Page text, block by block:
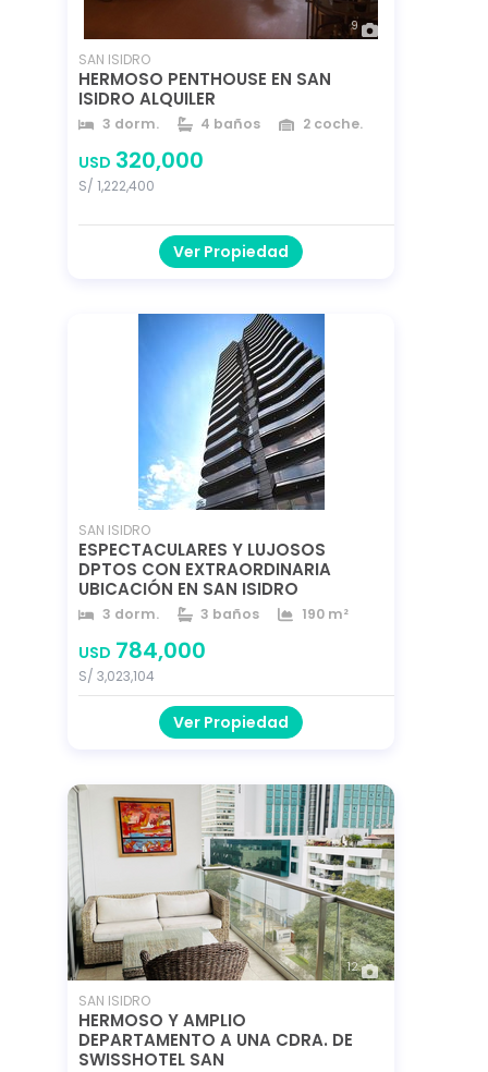
9
SAN ISIDRO
HERMOSO PENTHOUSE EN SAN
ISIDRO ALQUILER
3 dorm. 4 baños
2 coche.
USD 320,000
S/ 1,222,400
Ver Propiedad
SAN ISIDRO
ESPECTACULARES Y LUJOSOS
DPTOS CON EXTRAORDINARIA
UBICACIÓN EN SAN ISIDRO
3 dorm. 3 baños 190 m²
USD 784,000
S/ 3,023,104
Ver Propiedad
12
SAN ISIDRO
HERMOSO Y AMPLIO
DEPARTAMENTO A UNA CDRA. DE
SWISSHOTEL SAN